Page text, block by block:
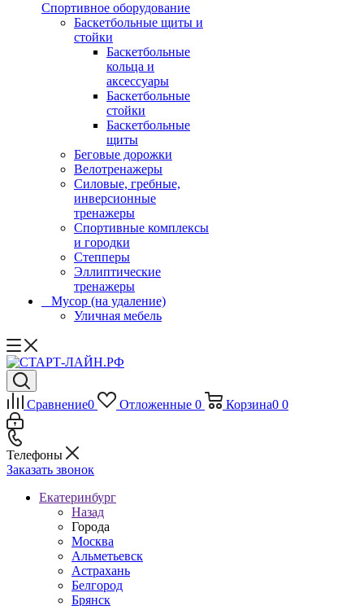
Спортивное оборудование
Баскетбольные щиты и
стойки
Баскетбольные
кольца и
аксессуары
Баскетбольные
стойки
Баскетбольные
щиты
Беговые дорожки
Велотренажеры
Силовые, гребные,
инверсионные
тренажеры
Спортивные комплексы
и городки
Степперы
Эллиптические
тренажеры
_ Мусор (на удаление)
Уличная мебель
Сравнение0 Отложенные 0 Корзина0 0
Телефоны
Заказать звонок
Екатеринбург
Назад
Города
Москва
Альметьевск
Астрахань
Белгород
Брянск